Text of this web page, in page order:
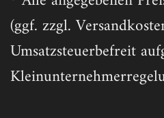
(ggf. zzgl.
Umsatzsteuerbefreit